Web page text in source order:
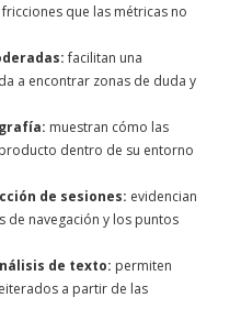
que las métricas no
facilitan una
a encontrar zonas de duda y
muestran cómo las
dentro de su entorno
de sesiones: evidencian
de navegación y los puntos
de texto: permiten
a partir de las